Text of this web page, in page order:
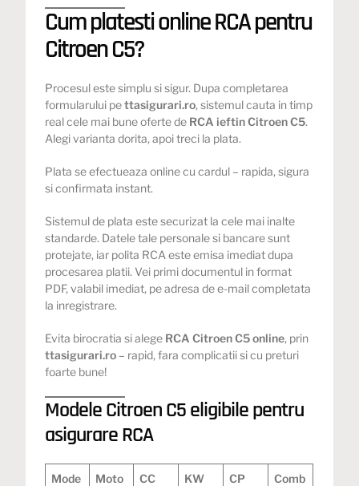
Cum platesti online RCA pentru
Citroen C5?
Procesul este simplu si sigur. Dupa completarea
formularului pettasigurari.ro, sistemul cauta in timp
real cele mai bune oferte de RCA ieftin Citroen C5.
Alegi varianta dorita, apoi treci la plata.
Plata se efectueaza online cu cardul – rapida, sigura
si confirmata instant.
Sistemul de plata este securizat la cele mai inalte
standarde. Datele tale personale si bancare sunt
protejate, iar polita RCA este emisa imediat dupa
procesarea platii. Vei primi documentul in format
PDF, valabil imediat, pe adresa de e-mail completata
la inregistrare.
Evita birocratia si alege RCA Citroen C5 online, prin
ttasigurari.ro – rapid, fara complicatii si cu preturi
foarte bune!
Modele Citroen C5 eligibile pentru
asigurare RCA
Mode
Moto
CC KW CP
Comb